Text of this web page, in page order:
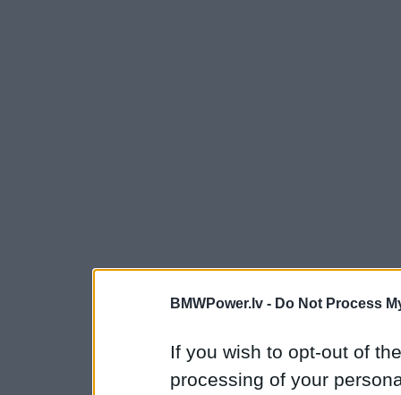
BMWPower.lv - Do Not Process
If you wish to opt-out of
processing of your